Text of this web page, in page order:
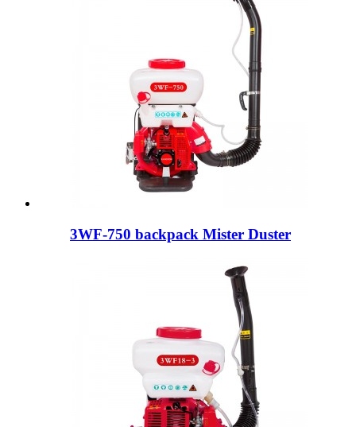
3WF-750 backpack Mister Duster